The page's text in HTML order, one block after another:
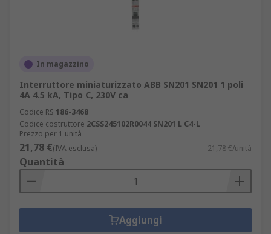
In magazzino
Interruttore miniaturizzato ABB SN201 SN201 1 poli
4A 4.5 kA, Tipo C, 230V ca
Codice RS 186-3468
Codice costruttore 2CSS245102R0044 SN201 L C4-L
Prezzo per 1 unità
21,78 €(IVA esclusa) 21,78 €/unità
Quantità
Aggiungi